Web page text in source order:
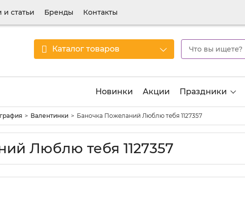
и статьи Бренды Контакты
Каталог товаров
Новинки Акции Праздники
Валентинки Баночка Пожеланий Люблю тебя 1127357
Люблю тебя 1127357